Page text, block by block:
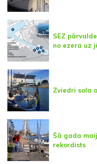
SEZ
no ezera uz
Zviedri sola
Šā gada
rekordists